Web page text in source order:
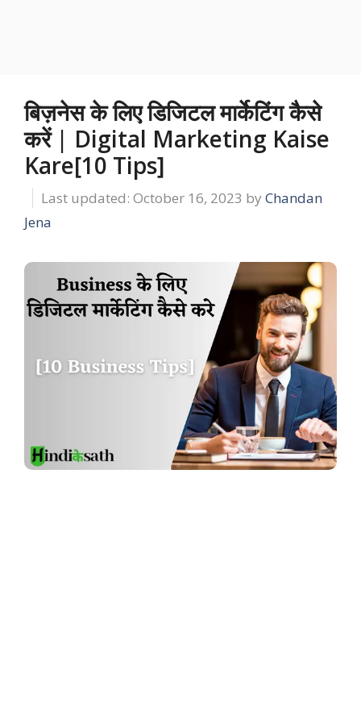
बिज़नेस के लिए डिजिटल मार्केटिंग कैसे
करें | Digital Marketing Kaise
Kare[10 Tips]
October 16, 2023 by Chandan
Jena